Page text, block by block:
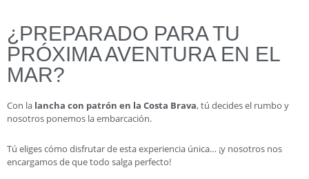
¿PREPARADO PARA TU
PRÓXIMA AVENTURA EN EL
MAR?
Con la lancha con patrón en la Costa Brava, tú decides el rumbo y
nosotros ponemos la embarcación.
Tú eliges cómo disfrutar de esta experiencia única… ¡y nosotros nos
encargamos de que todo salga perfecto!